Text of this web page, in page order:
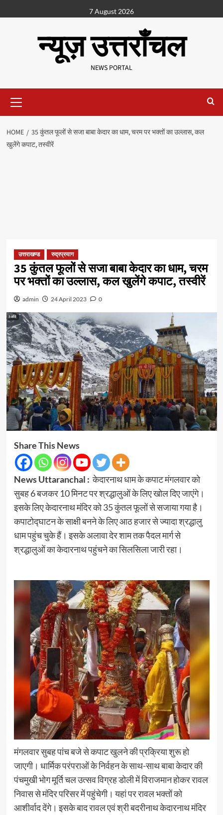
7 August 2026
न्यूज़ उत्तराँचल
NEWS PORTAL
HOME
35 कुंतल फूलों से सजा बाबा केदार का धाम, चरम पर भक्तों का उल्लास, कल
खुलेंगे कपाट, तस्वीरें
उत्तराखण्ड रुद्रप्रयाग
35 कुंतल फूलों से सजा बाबा केदार का धाम, चरम
पर भक्तों का उल्लास, कल खुलेंगे कपाट, तस्वीरें
admin 24 April 2023 0
Share This News
News Uttaranchal : केदारनाथ धाम के कपाट मंगलवार को
सुबह 6 बजकर 10 मिनट पर श्रद्धालुओं के लिए खोल दिए जाएंंगे।
इसके लिए केदारनाथ मंदिर को 35 कुंतल फूलों से सजाया गया है।
कपाटोद्घाटन के साक्षी बनने के लिए आठ हजार से ज्यादा श्रद्धालु
धाम पहुंच चुके हैं। इसके अलावा देर शाम तक पैदल मार्ग से
श्रद्धालुओं का केदारनाथ पहुंचने का सिलसिला जारी रहा।
मंगलवार सुबह पांच बजे से कपाट खुलने की प्रक्रिया शुरू हो
जाएगी। धार्मिक परंपराओं के निर्वहन के साथ-साथ बाबा केदार की
पंचमुखी भोग मूर्ति चल उत्सव विग्रह डोली में विराजमान होकर रावल
निवास से मंदिर परिसर में पहुंचेगी। यहां पर रावल भक्तों को
आशीर्वाद देंगे। इसके बाद रावल एवं श्री बदरीनाथ केदारनाथ मंदिर